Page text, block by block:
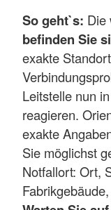
So geht`s: Die
befinden Sie
exakte
Leitstelle nun
reagieren.
exakte
Sie möglichst
Notfallort: Ort,